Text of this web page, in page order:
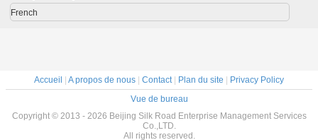
French
Accueil A propos de nous Contact| Plan du site
Privacy Policy
Vue de bureau
Copyright © 2013 - 2026 Beijing Silk Road Enterprise Management Services
Co.,LTD.
All rights reserved.